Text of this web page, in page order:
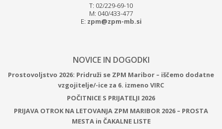
T: 02/229-69-10
M: 040/433-477
E: zpm@zpm-mb.si
NOVICE IN DOGODKI
Prostovoljstvo 2026: Pridruži se ZPM Maribor – iščemo dodatne
vzgojitelje/-ice za 6. izmeno VIRC
POČITNICE S PRIJATELJI 2026
PRIJAVA OTROK NA LETOVANJA ZPM MARIBOR 2026 – PROSTA
MESTA in ČAKALNE LISTE